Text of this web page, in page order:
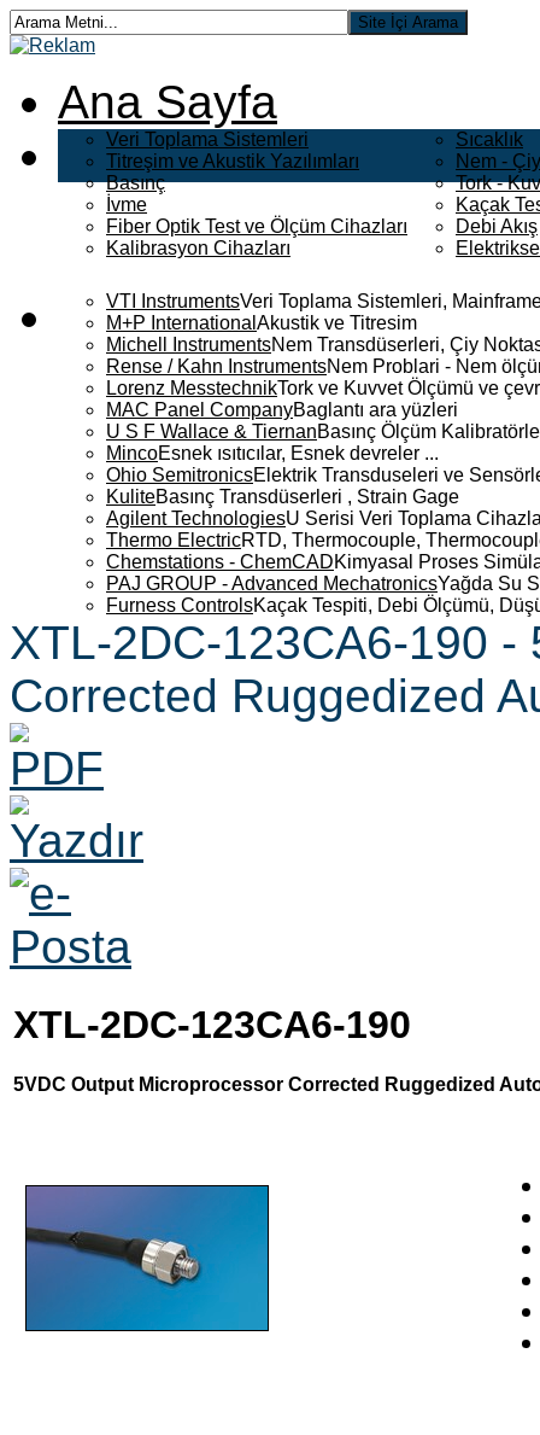
Ana Sayfa
Veri Toplama Sistemleri
Titreşim ve Akustik Yazılımları
Basınç
İvme
Fiber Optik Test ve Ölçüm Cihazları
Kalibrasyon Cihazları
Sıcaklık
Nem -
Tork -
Kaçak
Debi Akış
VTI InstrumentsVeri Toplama Sistemleri,
M+P International Akustik ve Titresim
Michell InstrumentsNem Transdüserleri, Çiy
Rense / Kahn InstrumentsNem Problari - Nem
Lorenz MesstechnikTork ve Kuvvet Ölçümü ve
MAC Panel CompanyBaglantı ara yüzleri
U S F Wallace & TiernanBasınç Ölçüm
MincoEsnek ısıtıcılar, Esnek devreler ...
Ohio SemitronicsElektrik Transduseleri ve
KuliteBasınç Transdüserleri , Strain Gage
Agilent TechnologiesU Serisi Veri Toplama
Thermo ElectricRTD, Thermocouple,
Chemstations - ChemCADKimyasal Proses
PAJ GROUP - Advanced MechatronicsYağda Su
Furness ControlsKaçak Tespiti, Debi Ölçümü,
XTL-2DC-123CA6-190
Corrected Ruggedized
XTL-2DC-123CA6-190
5VDC Output Microprocessor Corrected Ruggedized